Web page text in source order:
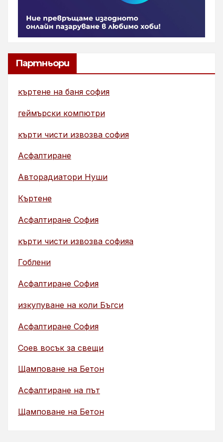
Партньори
къртене на баня софия
геймърски компютри
кърти чисти извозва софия
Асфалтиране
Авторадиатори Нуши
Къртене
Асфалтиране София
кърти чисти извозва софияа
Гоблени
Асфалтиране София
изкупуване на коли Бъгси
Асфалтиране София
Соев восък за свещи
Щамповане на Бетон
Асфалтиране на път
Щамповане на Бетон